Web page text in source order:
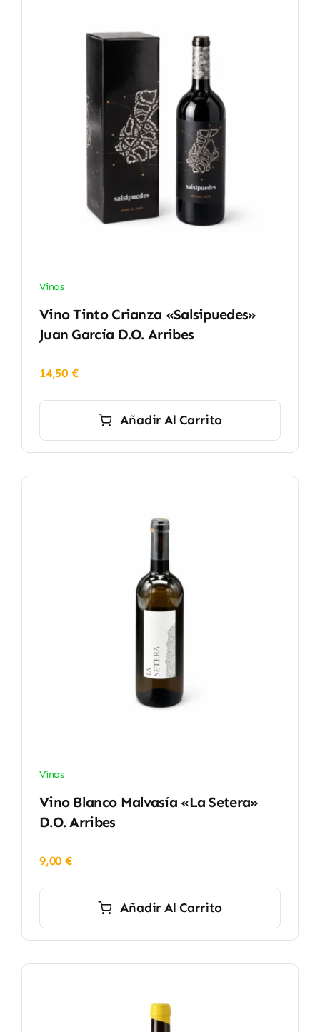
Vinos
Vino Tinto Crianza «Salsipuedes»
Juan García D.O. Arribes
14,50 €
Añadir Al Carrito
Vinos
Vino Blanco Malvasía «La Setera»
D.O. Arribes
9,00€
Añadir Al Carrito